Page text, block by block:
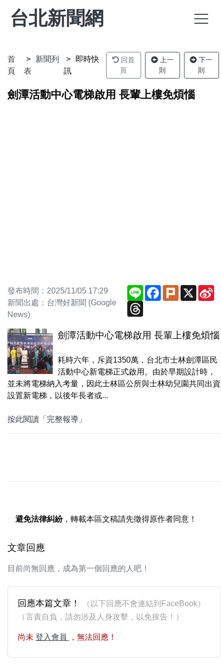
台北新聞網
首
頁
新聞列
表
即時快
訊
回首
頁
上一
則
下一
則
劍潭活動中心電梯啟用 長輩上樓免煩惱
發布時間：2025/11/05 17:29
新聞出處：台灣好新聞 (Google
News)
Line Facebook
PlurkX
Threads
劍潭活動中心電梯啟用 長輩上樓免煩惱
耗時六年，斥資1350萬，台北市士林劍潭區民
活動中心新電梯正式啟用。由於早期設計時，
並未將電梯納入考量，因此士林區公所與士林幼兒園共同出資
設置新電梯，以後年長者或...
按此閱讀「完整報導」
避免法律糾紛，轉載本區文稿請先徵得原作者同意！
文章回應
目前尚無回應，成為第一個回應的人吧！
回應本篇文章！
（以下回應不會連結到FaceBook）
（言責自負，請勿涉及人身攻擊，以免挨告！）
尚未 登入會員 ，無法回應！